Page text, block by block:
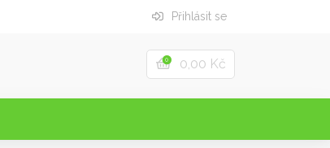
Přihlásit se
0 0,00 Kč